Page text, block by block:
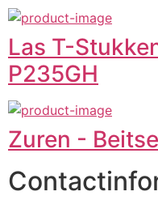
Las T-
P235GH
Zuren -